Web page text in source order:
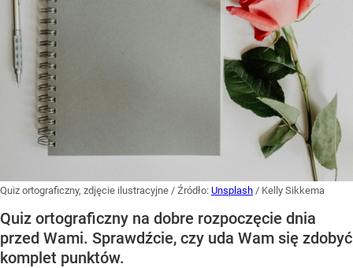
Quiz ortograficzny, zdjęcie ilustracyjne / Źródło: Unsplash / Kelly Sikkema
Quiz ortograficzny na dobre rozpoczęcie dnia
przed Wami. Sprawdźcie, czy uda Wam się zdobyć
komplet punktów.